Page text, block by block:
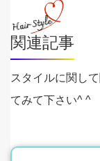
関連記事
スタイルに関し
てみて下さい^ ^